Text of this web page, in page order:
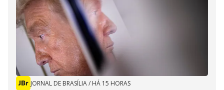
JORNAL DE BRASÍLIA/ HÁ 15 HORAS